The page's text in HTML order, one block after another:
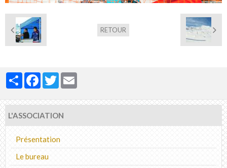
RETOUR
PartagerFacebook
Twitter
L'ASSOCIATION
Présentation
Le bureau